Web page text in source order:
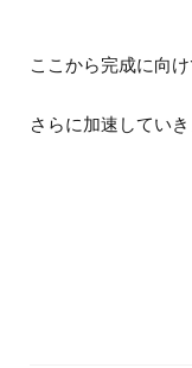
ここから完成に向け
さらに加速していき